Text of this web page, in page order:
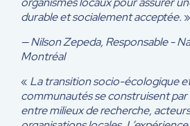
durable et socialement acceptée. »
— Nilson Zepeda, Responsable -
Montréal
« La transition socio-écologique
communautés se construisent
entre milieux de recherche,